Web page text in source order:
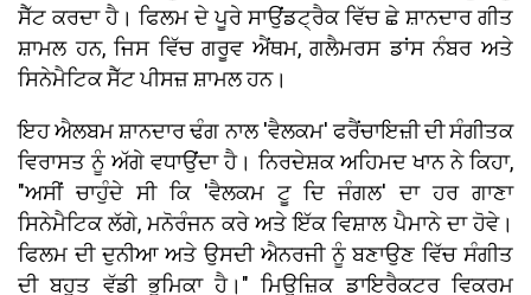
ਸੈੱਟ ਕਰਦਾ ਹੈ। ਫਿਲਮ ਦੇ ਪੂਰੇ ਸਾਉਂਡਟ੍ਰੈਕ ਵਿੱਚ ਛੇ ਸ਼ਾਨਦਾਰ ਗੀਤ
ਸ਼ਾਮਲ ਹਨ, ਜਿਸ ਵਿੱਚ ਗਰੂਵ ਐਂਥਮ, ਗਲੈਮਰਸ ਡਾਂਸ ਨੰਬਰ ਅਤੇ
ਸਿਨੇਮੈਟਿਕ ਸੈੱਟ ਪੀਸਜ਼ ਸ਼ਾਮਲ ਹਨ।
ਇਹ ਐਲਬਮ ਸ਼ਾਨਦਾਰ ਢੰਗ ਨਾਲ 'ਵੈਲਕਮ' ਫਰੈਂਚਾਇਜ਼ੀ ਦੀ ਸੰਗੀਤਕ
ਵਿਰਾਸਤ ਨੂੰ ਅੱਗੇ ਵਧਾਉਂਦਾ ਹੈ। ਨਿਰਦੇਸ਼ਕ ਅਹਿਮਦ ਖਾਨ ਨੇ ਕਿਹਾ,
"ਅਸੀਂ ਚਾਹੁੰਦੇ ਸੀ ਕਿ 'ਵੈਲਕਮ ਟੂ ਦਿ ਜੰਗਲ' ਦਾ ਹਰ ਗਾਣਾ
ਸਿਨੇਮੈਟਿਕ ਲੱਗੇ, ਮਨੋਰੰਜਨ ਕਰੇ ਅਤੇ ਇੱਕ ਵਿਸ਼ਾਲ ਪੈਮਾਨੇ ਦਾ ਹੋਵੇ।
ਫਿਲਮ ਦੀ ਦੁਨੀਆ ਅਤੇ ਉਸਦੀ ਐਨਰਜੀ ਨੂੰ ਬਣਾਉਣ ਵਿੱਚ ਸੰਗੀਤ
ਦੀ ਬਹੁਤ ਵੱਡੀ ਭੂਮਿਕਾ ਹੈ।" ਮਿਊਜ਼ਿਕ ਡਾਇਰੈਕਟਰ ਵਿਕਰਮ